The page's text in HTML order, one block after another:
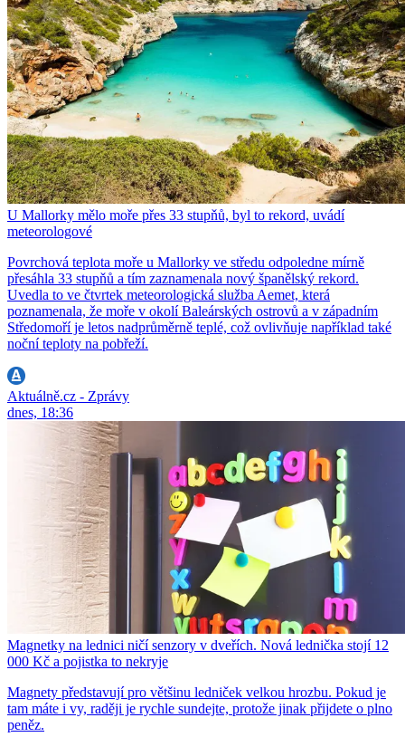
U Mallorky mělo moře přes 33 stupňů, byl to rekord, uvádí
meteorologové
Povrchová teplota moře u Mallorky ve středu odpoledne mírně
přesáhla 33 stupňů a tím zaznamenala nový španělský rekord.
Uvedla to ve čtvrtek meteorologická služba Aemet, která
poznamenala, že moře v okolí Baleárských ostrovů a v západním
Středomoří je letos nadprůměrně teplé, což ovlivňuje například také
noční teploty na pobřeží.
Aktuálně.cz - Zprávy
dnes, 18:36
Magnetky na lednici ničí senzory v dveřích. Nová lednička stojí 12
000 Kč a pojistka to nekryje
Magnety představují pro většinu ledniček velkou hrozbu. Pokud je
tam máte i vy, raději je rychle sundejte, protože jinak přijdete o plno
peněz.